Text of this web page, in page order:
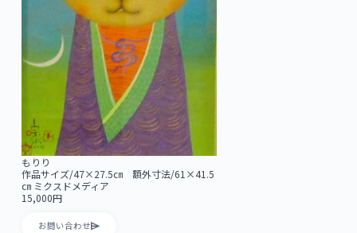
もりり
作品サイズ/47×27.5㎝ 額外寸法/61×41.5
㎝ ミクスドメディア
15,000円
お問い合わせ